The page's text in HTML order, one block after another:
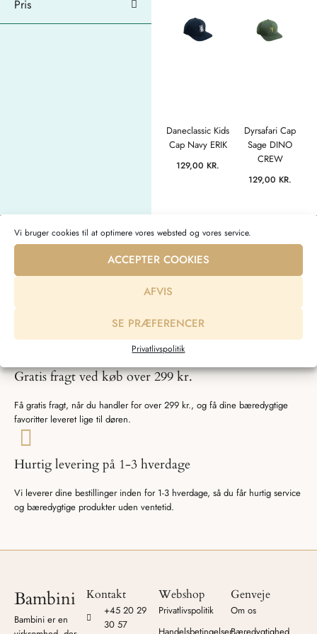
Vi bruger cookies til at optimere vores websted og vores service.
ACCEPTER COOKIES
AFVIS
SE PRÆFERENCER
Privatlivspolitik
Pris
Daneclassic Kids
Cap Navy ERIK
129,00 KR.
Dyrsafari Cap
Sage DINO
CREW
129,00 KR.
Bæredygtigt babytøj i topkvalitet
Bambini tilbyder miljøvenligt babytøj af højeste kvalitet, produceret med
respekt for både natur og mennesker.
Gratis fragt ved køb over 299 kr.
Få gratis fragt, når du handler for over 299 kr., og få dine bæredygtige
favoritter leveret lige til døren.
Hurtig levering på 1-3 hverdage
Vi leverer dine bestillinger inden for 1-3 hverdage, så du får hurtig service
og bæredygtige produkter uden ventetid.
Bambini
Bambini er en
Kontakt
+45 20 29
30 57
Webshop
Privatlivspolitik
Genveje
Om os